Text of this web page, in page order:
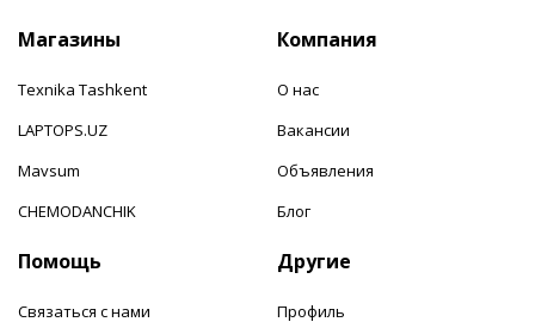
Магазины
Texnika Tashkent
LAPTOPS.UZ
Mavsum
CHEMODANCHIK
Компания
О нас
Вакансии
Объявления
Блог
Помощь
Связаться с нами
Другие
Профиль